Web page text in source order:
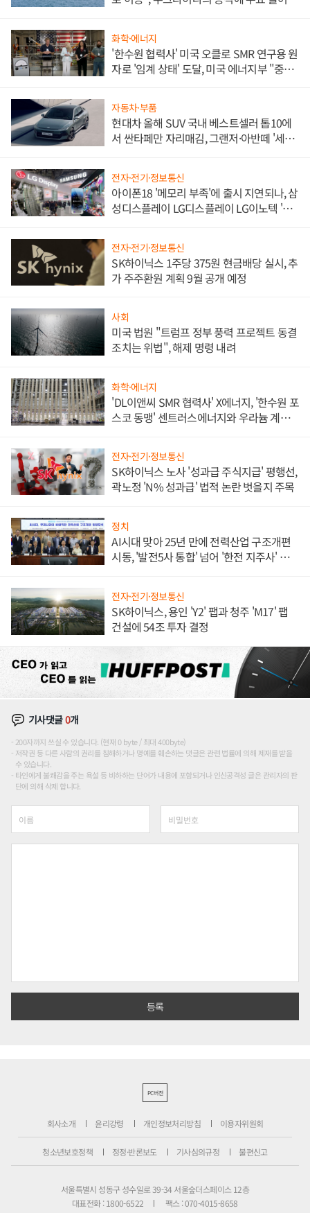
화학·에너지
'한수원 협력사' 미국 오클로 SMR 연구용 원
자로 '임계 상태' 도달, 미국 에너지부 "중요
자동차·부품
현대차 올해 SUV 국내 베스트셀러 톱10에
서 싼타페만 자리매김, 그랜저·아반떼 '세단
전자·전기·정보통신
아이폰18 '메모리 부족'에 출시 지연되나, 삼
성디스플레이 LG디스플레이 LG이노텍 '탈
전자·전기·정보통신
SK하이닉스 1주당 375원 현금배당 실시, 추
가 주주환원 계획 9월 공개 예정
사회
미국 법원 "트럼프 정부 풍력 프로젝트 동결
조치는 위법", 해제 명령 내려
화학·에너지
'DL이앤씨 SMR 협력사' X에너지, '한수원 포
스코 동맹' 센트러스에너지와 우라늄 계약
전자·전기·정보통신
SK하이닉스 노사 '성과급 주식지급' 평행선,
곽노정 'N% 성과급' 법적 논란 벗을지 주목
정치
AI시대 맞아 25년 만에 전력산업 구조개편
시동, '발전5사 통합' 넘어 '한전 지주사' 재편
전자·전기·정보통신
SK하이닉스, 용인 'Y2' 팹과 청주 'M17' 팹
건설에 54조 투자 결정
기사댓글0개
200자까지 쓰실 수 있습니다. (현재 0 byte / 최대 400byte)
저작권 등 다른 사람의 권리를 침해하거나 명예를 훼손하는 댓글은 관련 법률에 의해 제재를 받을
수 있습니다.
타인에게 불쾌감을 주는 욕설 등 비하하는 단어가 내용에 포함되거나 인신공격성 글은 관리자의 판
단에 의해 삭제 합니다.
PC버전
회사소개 윤리강령 개인정보처리방침 이용자위원회
청소년보호정책 정정·반론보도 기사심의규정 불편신고
서울특별시 성동구 성수일로 39-34 서울숲더스페이스 12층
대표전화 : 1800-6522
팩스 : 070-4015-8658